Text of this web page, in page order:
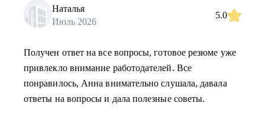
Наталья
Июль 2026
5.0
Получен ответ на все вопросы, готовое резюме уже
привлекло внимание работодателей. Все
понравилось, Анна внимательно слушала, давала
ответы на вопросы и дала полезные советы.